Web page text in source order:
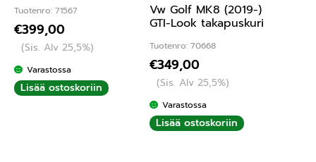
Tuotenro: 71567
€399,00
(Sis. Alv 25,5%)
Varastossa
Lisää ostoskoriin
Vw Golf MK8 (2019-)
GTI-Look takapuskuri
Tuotenro: 70668
€349,00
(Sis. Alv 25,5%)
Varastossa
Lisää ostoskoriin